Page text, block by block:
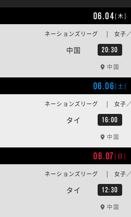
06.04[木]
中国 20:30
ネーションズリーグ | 女子
中国
06.06[土]
タイ 16:00
ネーションズリーグ | 女子
中国
06.07[日]
タイ 12:30
ネーションズリーグ | 女子
中国